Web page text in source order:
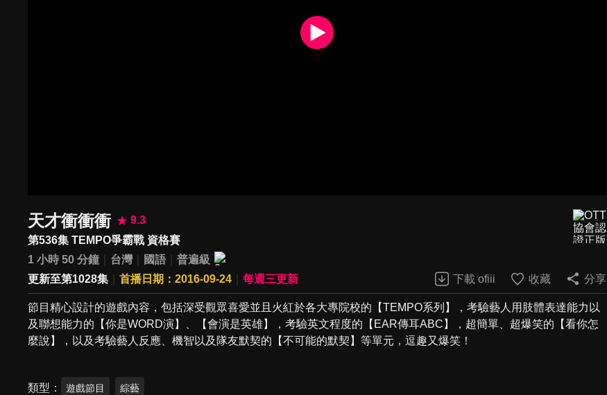
天才衝衝衝
9.3
第536集 TEMPO爭霸戰 資格賽
1 小時 50 分鐘
台灣 國語
普遍級
更新至第1028集
首播日期：2016-09-24 每週三更新 下載 ofiii 收藏 分享
節目精心設計的遊戲內容，包括深受觀眾喜愛並且火紅於各大專院校的【TEMPO系列】，考驗藝人用肢體表達能力以
及聯想能力的【你是WORD演】、【會演是英雄】，考驗英文程度的【EAR傳耳ABC】，超簡單、超爆笑的【看你怎
麼說】，以及考驗藝人反應、機智以及隊友默契的【不可能的默契】等單元，逗趣又爆笑！
類型 遊戲節目 綜藝